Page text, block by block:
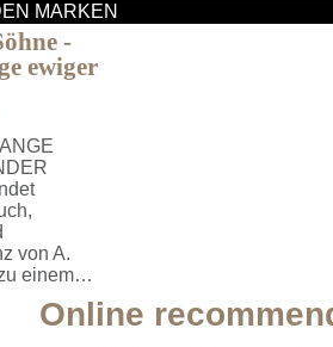
MARKEN
-
ewiger
von A.
einem…
Online